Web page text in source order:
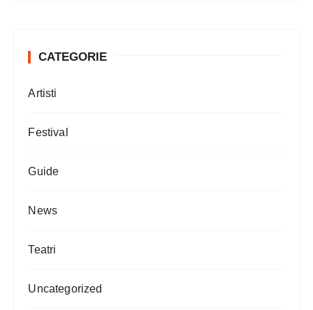
CATEGORIE
Artisti
Festival
Guide
News
Teatri
Uncategorized